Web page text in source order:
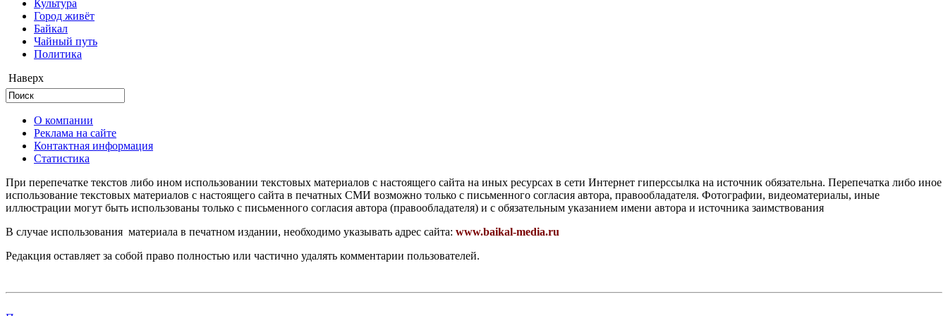
Культура
Город живёт
Байкал
Чайный путь
Политика
Наверх
О компании
Реклама на сайте
Контактная информация
Статистика
При перепечатке текстов либо ином использовании текстовых материалов с настоящего сайта на иных ресурсах в сети Интернет гиперссылка на источник обязательна. Перепечатка либо иное
использование текстовых материалов с настоящего сайта в печатных СМИ возможно только с письменного согласия автора, правообладателя. Фотографии, видеоматериалы, иные
иллюстрации могут быть использованы только с письменного согласия автора (правообладателя) и с обязательным указанием имени автора и источника заимствования
В случае использования материала в печатном издании, необходимо указывать адрес сайта: www.baikal-media.ru
Редакция оставляет за собой право полностью или частично удалять комментарии пользователей.